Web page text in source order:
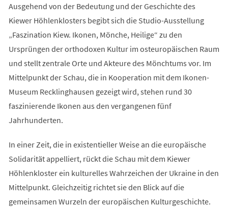
Ausgehend von der Bedeutung und der Geschichte des
Kiewer Höhlenklosters begibt sich die Studio-Ausstellung
„Faszination Kiew. Ikonen, Mönche, Heilige“ zu den
Ursprüngen der orthodoxen Kultur im osteuropäischen Raum
und stellt zentrale Orte und Akteure des Mönchtums vor. Im
Mittelpunkt der Schau, die in Kooperation mit dem Ikonen-
Museum Recklinghausen gezeigt wird, stehen rund 30
faszinierende Ikonen aus den vergangenen fünf
Jahrhunderten.
In einer Zeit, die in existentieller Weise an die europäische
Solidarität appelliert, rückt die Schau mit dem Kiewer
Höhlenkloster ein kulturelles Wahrzeichen der Ukraine in den
Mittelpunkt. Gleichzeitig richtet sie den Blick auf die
gemeinsamen Wurzeln der europäischen Kulturgeschichte.